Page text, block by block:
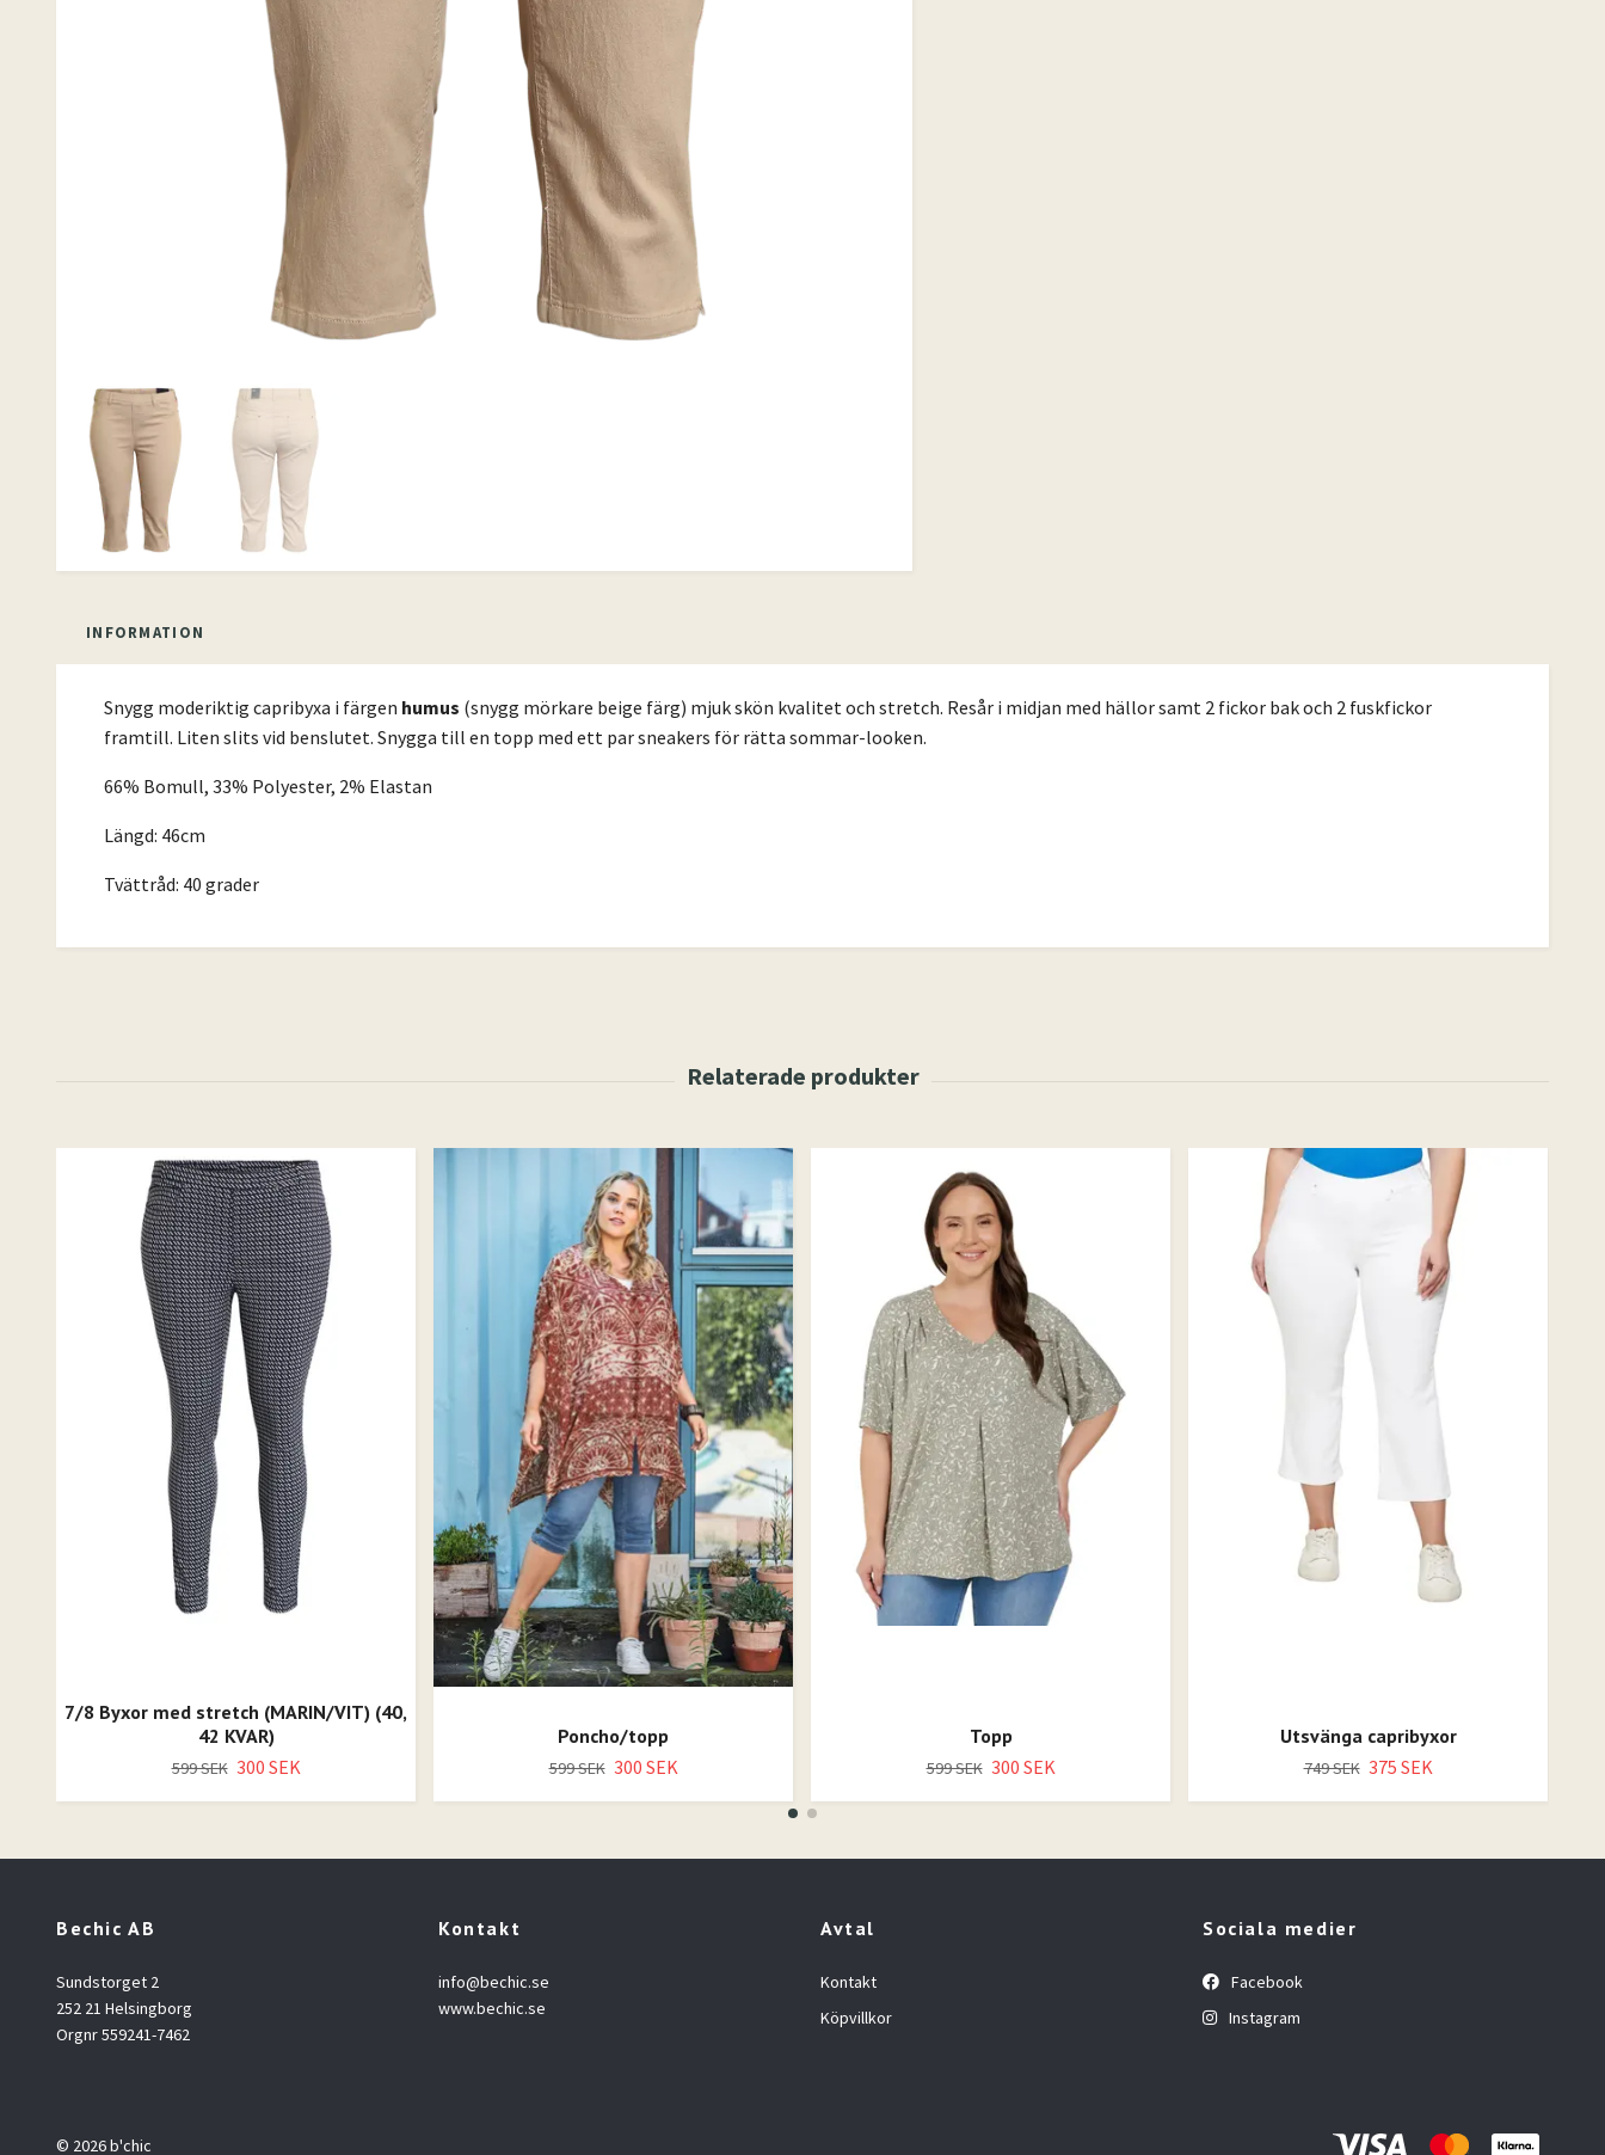
INFORMATION
Snygg moderiktig capribyxa i färgen humus (snygg mörkare beige färg) mjuk skön kvalitet och stretch. Resår i midjan med hällor samt 2 fickor bak och 2 fuskfickor
framtill. Liten slits vid benslutet. Snygga till en topp med ett par sneakers för rätta sommar-looken.
66% Bomull, 33% Polyester, 2% Elastan
Längd: 46cm
Tvättråd: 40 grader
7/8 Byxor med stretch (MARIN/VIT) (40,
42 KVAR)
599 SEK 300 SEK
Poncho/topp
599 SEK 300 SEK
Topp
599 SEK 300 SEK
Utsvänga capribyxor
749 SEK 375 SEK
Bechic AB
Sundstorget 2
252 21 Helsingborg
Orgnr 559241-7462
Kontakt
info@bechic.se
www.bechic.se
Avtal
Kontakt
Köpvillkor
Sociala medier
Facebook
Instagram
© 2026 b'chic